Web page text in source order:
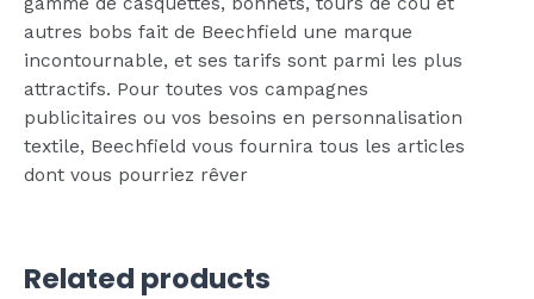
autres bobs fait de Beechfield une marque
incontournable, et ses tarifs sont parmi les plus
attractifs. Pour toutes vos campagnes
publicitaires ou vos besoins en personnalisation
textile, Beechfield vous fournira tous les articles
dont vous pourriez rêver
Related products